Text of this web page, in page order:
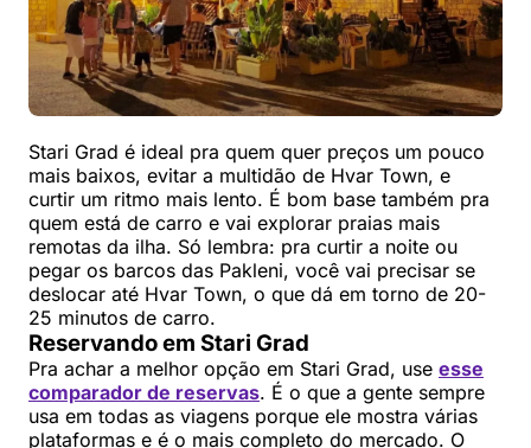
Stari Grad é ideal pra quem quer preços um pouco
mais baixos, evitar a multidão de Hvar Town, e
curtir um ritmo mais lento. É bom base também pra
quem está de carro e vai explorar praias mais
remotas da ilha. Só lembra: pra curtir a noite ou
pegar os barcos das Pakleni, você vai precisar se
deslocar até Hvar Town, o que dá em torno de 20-
25 minutos de carro.
Reservando em Stari Grad
Pra achar a melhor opção em Stari Grad, use esse
comparador de reservas. É o que a gente sempre
usa em todas as viagens porque ele mostra várias
plataformas e é o mais completo do mercado. O